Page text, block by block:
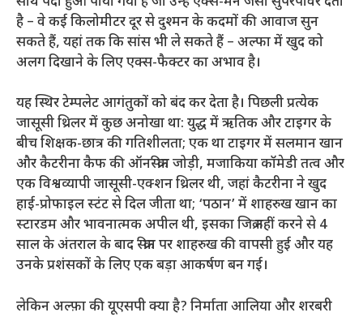
है – वे कई किलोमीटर दूर से दुश्मन के कदमों की आवाज सुन
सकते हैं, यहां तक ​​कि सांस भी ले सकते हैं – अल्फा में खुद को
अलग दिखाने के लिए एक्स-फैक्टर का अभाव है।
यह स्थिर टेम्पलेट आगंतुकों को बंद कर देता है। पिछली प्रत्येक
जासूसी थ्रिलर में कुछ अनोखा था: युद्ध में ऋतिक और टाइगर के
बीच शिक्षक-छात्र की गतिशीलता; एक था टाइगर में सलमान खान
और कैटरीना कैफ की ऑनस्क्रीन जोड़ी, मजाकिया कॉमेडी तत्व और
एक विश्वव्यापी जासूसी-एक्शन थ्रिलर थी, जहां कैटरीना ने खुद
हाई-प्रोफाइल स्टंट से दिल जीता था; ‘पठान’ में शाहरुख खान का
स्टारडम और भावनात्मक अपील थी, इसका जिक्र नहीं करने से 4
साल के अंतराल के बाद स्क्रीन पर शाहरुख की वापसी हुई और यह
उनके प्रशंसकों के लिए एक बड़ा आकर्षण बन गई।
लेकिन अल्फ़ा की यूएसपी क्या है? निर्माता आलिया और शरबरी